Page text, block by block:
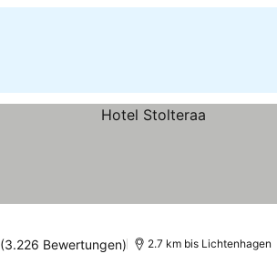
(3.226 Bewertungen) 2.7 km bis Lichtenhagen